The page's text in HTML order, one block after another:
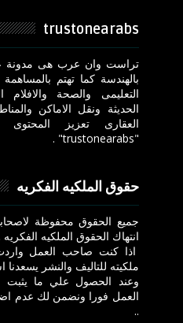
trustonearabs
تراست وان عرب هى مدونة
بالهندسة كما تهتم
التعليمى والصحة والافلام
الحديثة ونقل الاماكن
العقارى تعزيز المحتوى
"trustonearabs" .
حقوق الملكيه الفكريه
جميع الحقوق محفوظة
انتهاك الحقوق الملكيه الفكريه
اذا كنت صاحب العمل
ملكيته للتاليف والنشر يسعدنا
وعند الحصول علي ما
العمل فورا ونضمن لك عدم
..